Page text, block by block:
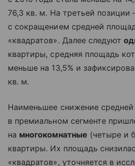
76,3 кв. м. На третьей позиции
с сокращением средней
«квадратов». Далее следуют
квартиры, средняя площадь
меньше на 13,5% и
кв. м.
Наименьшее снижение
в премиальном сегменте
на многокомнатные (четыре и
квартиры. Их площадь
«квадратов», уточняется в